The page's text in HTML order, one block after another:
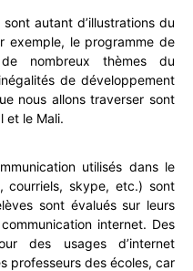
autant d’illustrations du
exemple, le programme de
nombreux thèmes du
de développement
nous allons traverser sont
et le Mali.
utilisés dans le
courriels, skype, etc.) sont
sont évalués sur leurs
internet. Des
des usages d’internet
professeurs des écoles, car